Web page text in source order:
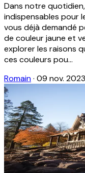
Dans notre
indispensables pour
vous déjà demandé
de couleur jaune et
explorer les raisons
ces couleurs pou...
Romain· 09 nov. 2023